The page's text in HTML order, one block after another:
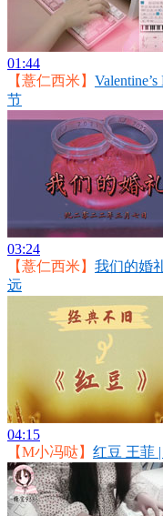
01:44
【薏仁西米】
节
03:24
【薏仁西米】 我们的婚
远
04:15
【M小冯哒】 红豆 王菲